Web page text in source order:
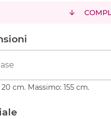
cm. Massimo: 155 cm.